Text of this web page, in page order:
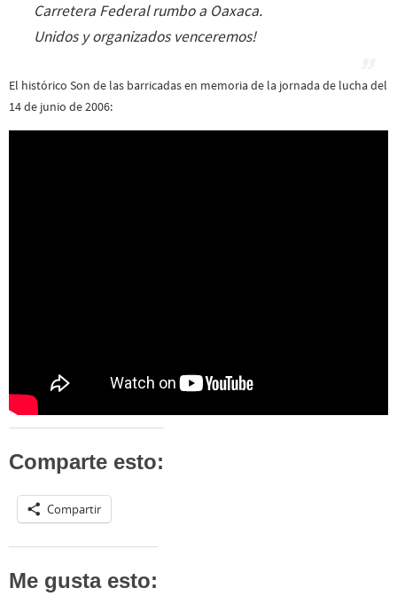
Carretera Federal rumbo a Oaxaca.
Unidos y organizados venceremos!
El histórico Son de las barricadas en memoria de la jornada de lucha del
14 de junio de 2006:
Comparte esto:
Compartir
Me gusta esto: